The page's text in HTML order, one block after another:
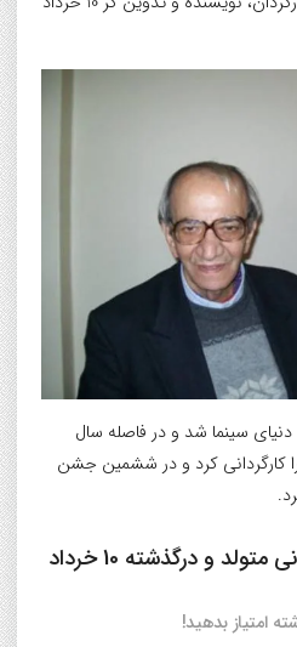
اوایل دهه 1330 وارد دنیای سینما شد و در فاصله سال
یازده فیلم را کارگردانی کرد و در ششمین جشن
و درگذشته 10 خرداد
امتیاز بدهید!